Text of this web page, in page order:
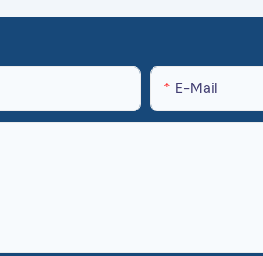
E-Mail